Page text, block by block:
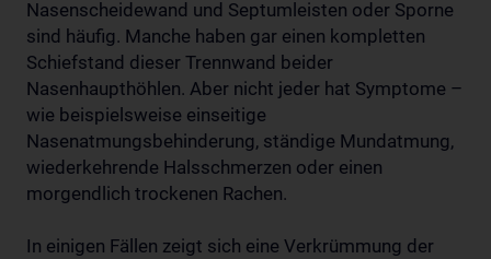
Nasenscheidewand und Septumleisten oder Sporne
sind häufig. Manche haben gar einen kompletten
Schiefstand dieser Trennwand beider
Nasenhaupthöhlen. Aber nicht jeder hat Symptome –
wie beispielsweise einseitige
Nasenatmungsbehinderung, ständige Mundatmung,
wiederkehrende Halsschmerzen oder einen
morgendlich trockenen Rachen.
In einigen Fällen zeigt sich eine Verkrümmung der